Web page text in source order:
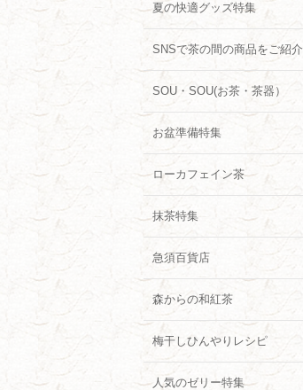
夏の快適グッズ特集
SNSで茶の間の商品をご紹介
SOU・SOU(お茶・茶器）
お盆準備特集
ローカフェイン茶
抹茶特集
急須百貨店
森からの和紅茶
梅干しひんやりレシピ
人気のゼリー特集